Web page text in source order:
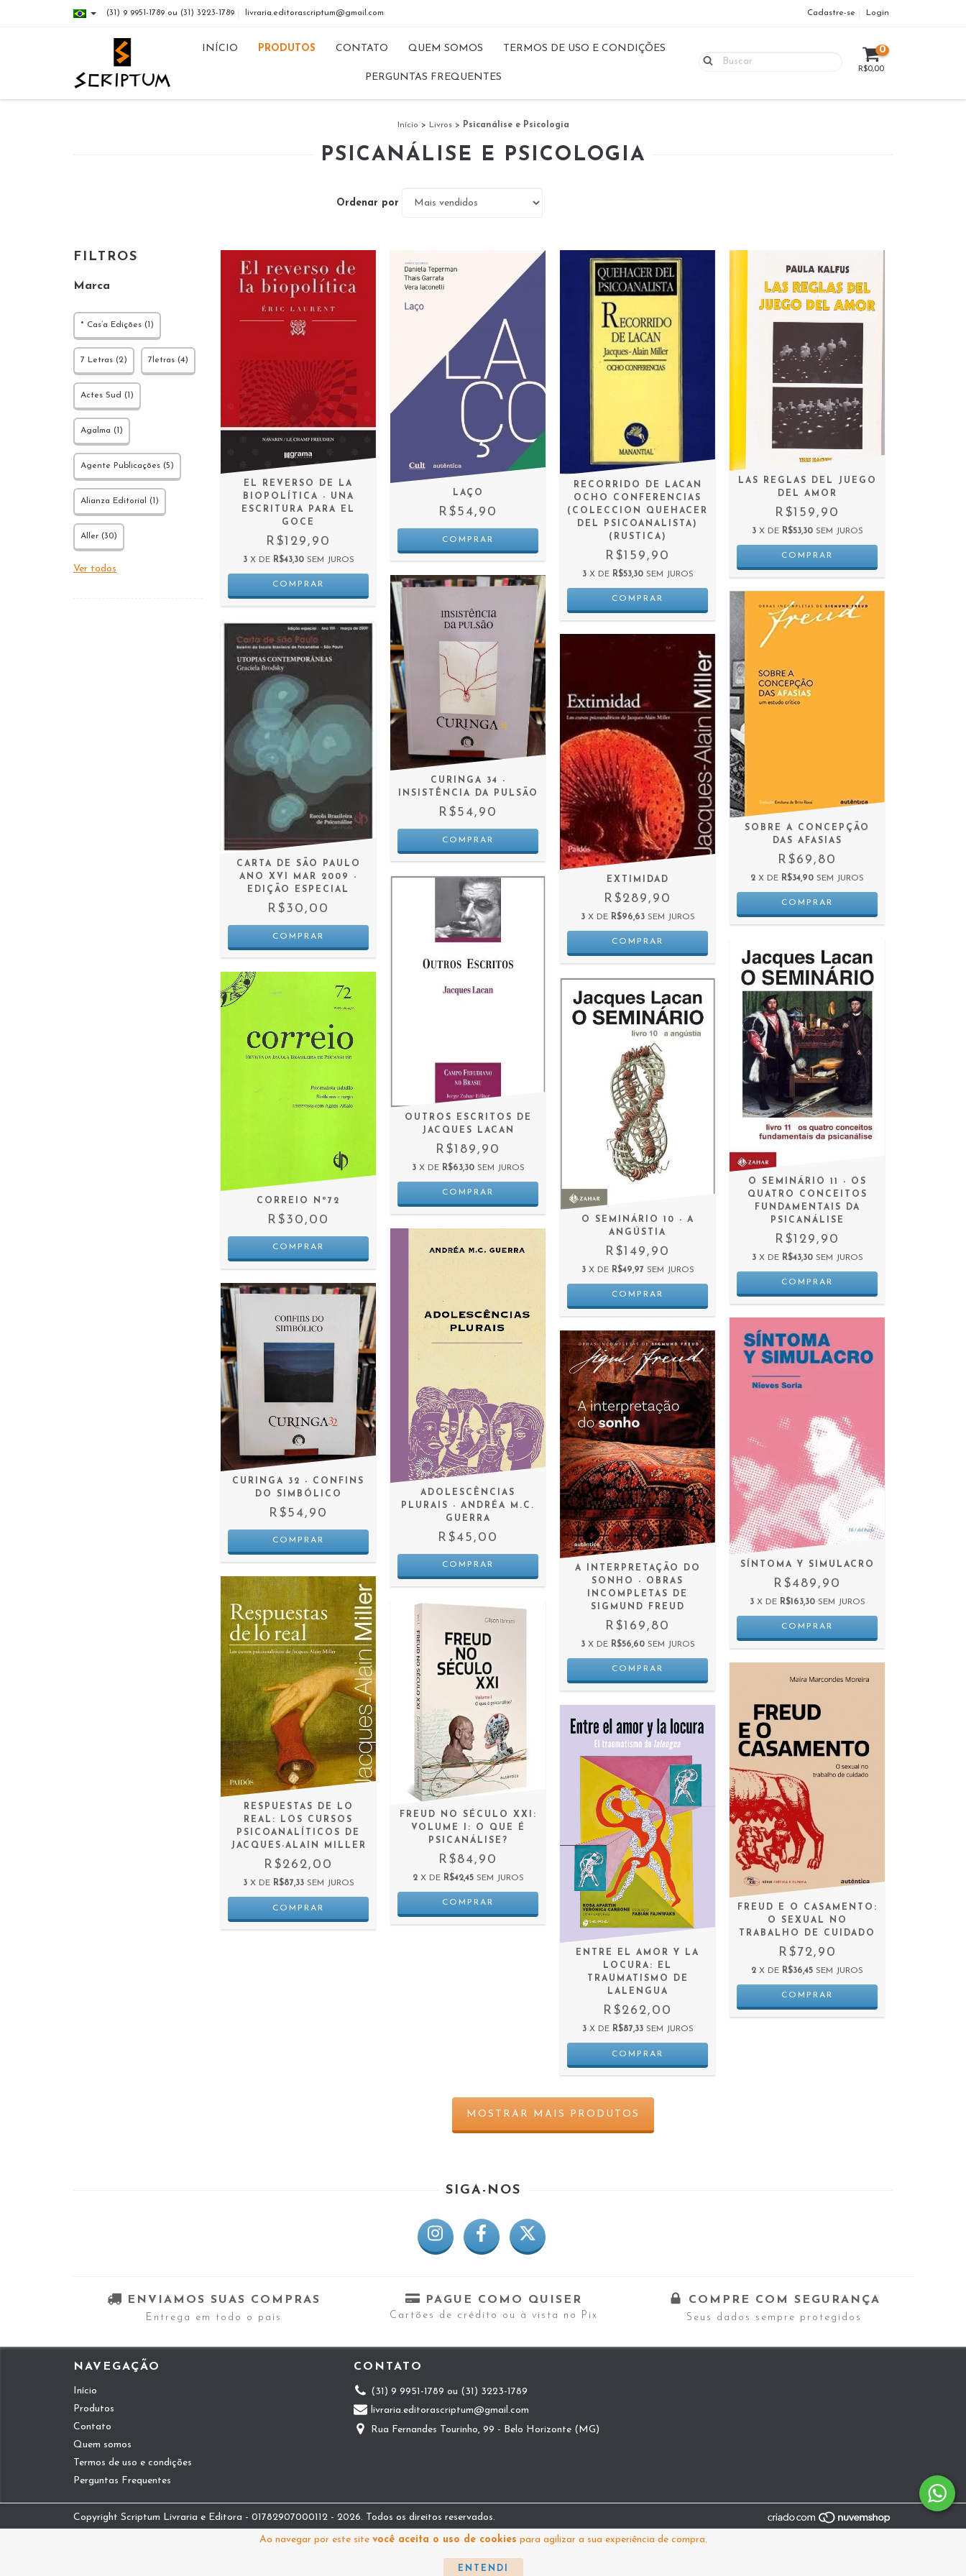
Ao navegar por este site você aceita o uso de cookies para agilizar a sua experiência de compra.
ENTENDI
(31) 9 9951-1789 ou (31) 3223-1789 livraria.editorascriptum@gmail.com Cadastre-se Login
INÍCIO PRODUTOS CONTATO QUEM SOMOS TERMOS DE USO E CONDIÇÕES
PERGUNTAS FREQUENTES
0
R$0,00
Início > Livros > Psicanálise e Psicologia
PSICANÁLISE E PSICOLOGIA
Ordenar por
FILTROS
Marca
* Cas’a Edições (1)
7 Letras (2) 7letras (4)
Actes Sud (1)
Agalma (1)
Agente Publicações (5)
Alianza Editorial (1)
Aller (30)
Ver todos
EL REVERSO DE LA
BIOPOLÍTICA - UNA
ESCRITURA PARA EL
GOCE
R$129,90
3 X DE R$43,30 SEM JUROS
LAÇO
R$54,90
RECORRIDO DE LACAN
OCHO CONFERENCIAS
(COLECCION QUEHACER
DEL PSICOANALISTA)
(RUSTICA)
R$159,90
3 X DE R$53,30 SEM JUROS
LAS REGLAS DEL JUEGO
DEL AMOR
R$159,90
3 X DE R$53,30 SEM JUROS
CARTA DE SÃO PAULO
ANO XVI MAR 2009 -
EDIÇÃO ESPECIAL
R$30,00
CURINGA 34 -
INSISTÊNCIA DA PULSÃO
R$54,90
EXTIMIDAD
R$289,90
3 X DE R$96,63 SEM JUROS
SOBRE A CONCEPÇÃO
DAS AFASIAS
R$69,80
2 X DE R$34,90 SEM JUROS
CORREIO Nº72
R$30,00
OUTROS ESCRITOS DE
JACQUES LACAN
R$189,90
3 X DE R$63,30 SEM JUROS
O SEMINÁRIO 10 - A
ANGÚSTIA
R$149,90
3 X DE R$49,97 SEM JUROS
O SEMINÁRIO 11 - OS
QUATRO CONCEITOS
FUNDAMENTAIS DA
PSICANÁLISE
R$129,90
3 X DE R$43,30 SEM JUROS
CURINGA 32 - CONFINS
DO SIMBÓLICO
R$54,90
ADOLESCÊNCIAS
PLURAIS - ANDRÉA M.C.
GUERRA
R$45,00
A INTERPRETAÇÃO DO
SONHO - OBRAS
INCOMPLETAS DE
SIGMUND FREUD
R$169,80
3 X DE R$56,60 SEM JUROS
SÍNTOMA Y SIMULACRO
R$489,90
3 X DE R$163,30 SEM JUROS
RESPUESTAS DE LO
REAL: LOS CURSOS
PSICOANALÍTICOS DE
JACQUES-ALAIN MILLER
R$262,00
3 X DE R$87,33 SEM JUROS
FREUD NO SÉCULO XXI:
VOLUME I: O QUE É
PSICANÁLISE?
R$84,90
2 X DE R$42,45 SEM JUROS
ENTRE EL AMOR Y LA
LOCURA: EL
TRAUMATISMO DE
LALENGUA
R$262,00
3 X DE R$87,33 SEM JUROS
FREUD E O CASAMENTO:
O SEXUAL NO
TRABALHO DE CUIDADO
R$72,90
2 X DE R$36,45 SEM JUROS
MOSTRAR MAIS PRODUTOS
SIGA-NOS
ENVIAMOS SUAS COMPRAS
Entrega em todo o país
PAGUE COMO QUISER
Cartões de crédito ou à vista no Pix
COMPRE COM SEGURANÇA
Seus dados sempre protegidos
NAVEGAÇÃO
Início
Produtos
Contato
Quem somos
Termos de uso e condições
Perguntas Frequentes
CONTATO
(31) 9 9951-1789 ou (31) 3223-1789
livraria.editorascriptum@gmail.com
Rua Fernandes Tourinho, 99 - Belo Horizonte (MG)
Copyright Scriptum Livraria e Editora - 01782907000112 - 2026. Todos os direitos reservados.